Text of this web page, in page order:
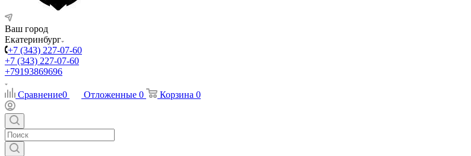
Ваш город
Екатеринбург
+7 (343) 227-07-60
+7 (343) 227-07-60
+79193869696
Сравнение0 Отложенные 0 Корзина 0